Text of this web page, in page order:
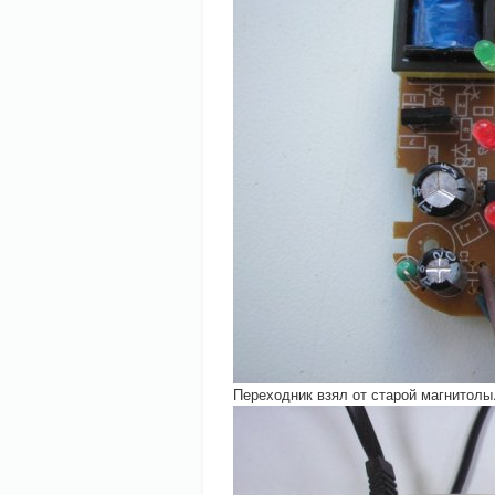
Переходник взял от старой